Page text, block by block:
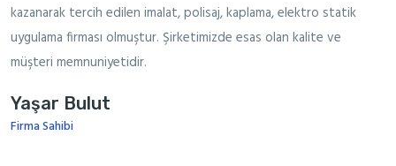
kazanarak tercih edilen imalat, polisaj, kaplama, elektro statik
uygulama firması olmuştur. Şirketimizde esas olan kalite ve
müşteri memnuniyetidir.
Yaşar Bulut
Firma Sahibi